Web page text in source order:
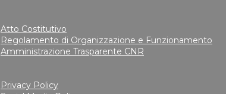
Atto Costitutivo
Regolamento di Organizzazione e Funzionamento
Amministrazione Trasparente CNR
Privacy Policy